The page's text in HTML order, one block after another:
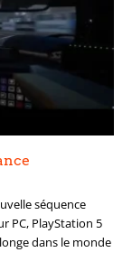
séquence
PC, PlayStation 5
dans le monde